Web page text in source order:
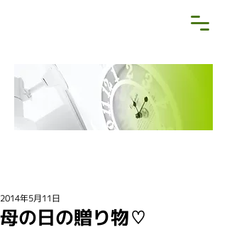
母の日の贈り物♡
2014年5月11日